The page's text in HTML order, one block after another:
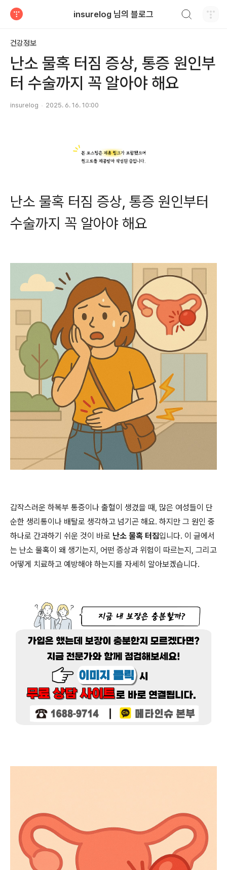
insurelog 님의 블로그
건강정보
난소 물혹 터짐 증상, 통증 원인부
터 수술까지 꼭 알아야 해요
insurelog 2025. 6. 16. 10:00
난소 물혹 터짐 증상, 통증 원인부터
수술까지 꼭 알아야 해요
갑작스러운 하복부 통증이나 출혈이 생겼을 때, 많은 여성들이 단
순한 생리통이나 배탈로 생각하고 넘기곤 해요. 하지만 그 원인 중
하나로 간과하기 쉬운 것이 바로 난소 물혹 터짐입니다. 이 글에서
는 난소 물혹이 왜 생기는지, 어떤 증상과 위험이 따르는지, 그리고
어떻게 치료하고 예방해야 하는지를 자세히 알아보겠습니다.